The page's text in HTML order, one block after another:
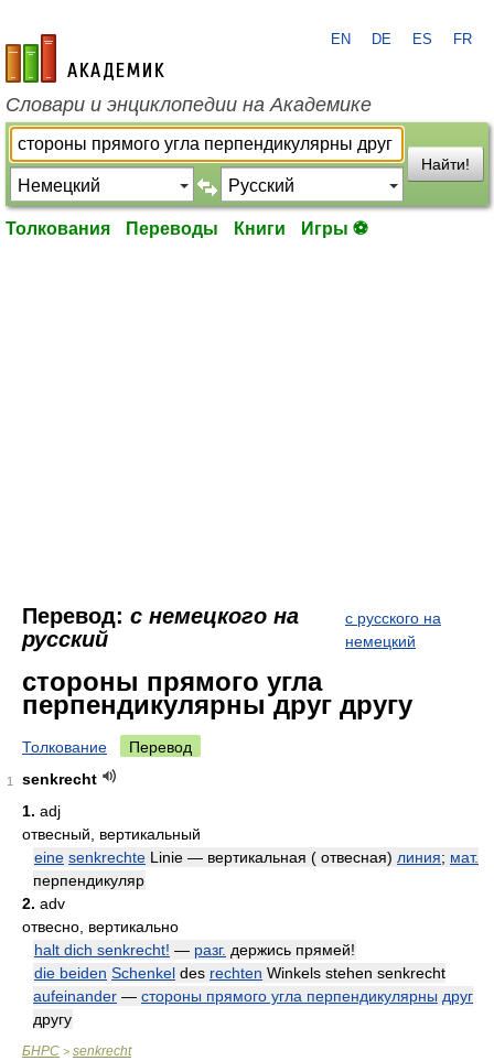
academic.ru
EN DE ES FR
Словари и энциклопедии на Академике
Найти!
Толкования Переводы Книги Игры ⚽
Перевод: с немецкого на
русский
с русского на
немецкий
стороны прямого угла
перпендикулярны друг другу
Толкование Перевод
1
senkrecht
1. adj
отвесный, вертикальный
eine senkrechte Linie — вертикальная ( отвесная) линия; мат.
перпендикуляр
2. adv
отвесно, вертикально
halt dich senkrecht! — разг. держись прямей!
die beiden Schenkel des rechten Winkels stehen senkrecht
aufeinander — стороны прямого угла перпендикулярны друг
другу
БНРС > senkrecht